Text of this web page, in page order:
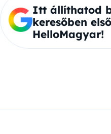
Itt állíthatod
keresőben
HelloMagyar!